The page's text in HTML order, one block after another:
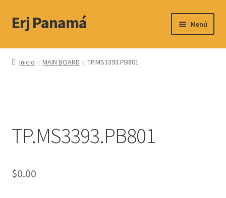
Ir
a
Ir
al
Erj Panamá Menú
Servicio Técnico
Ubicacion
Inicio MAIN BOARD TP.MS3393.PB801
TP.MS3393.PB801
$0.00